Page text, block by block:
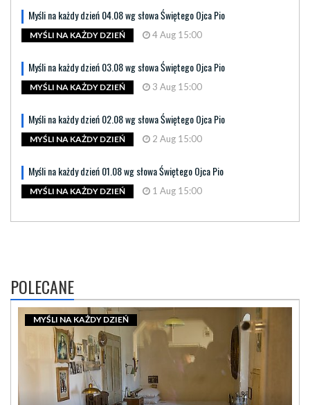
Myśli na każdy dzień 04.08 wg słowa Świętego Ojca Pio
MYŚLI NA KAŻDY DZIEŃ 4 Aug 15:00
Myśli na każdy dzień 03.08 wg słowa Świętego Ojca Pio
MYŚLI NA KAŻDY DZIEŃ 3 Aug 15:00
Myśli na każdy dzień 02.08 wg słowa Świętego Ojca Pio
MYŚLI NA KAŻDY DZIEŃ 2 Aug 15:00
Myśli na każdy dzień 01.08 wg słowa Świętego Ojca Pio
MYŚLI NA KAŻDY DZIEŃ 1 Aug 15:00
POLECANE
MYŚLI NA KAŻDY DZIEŃ